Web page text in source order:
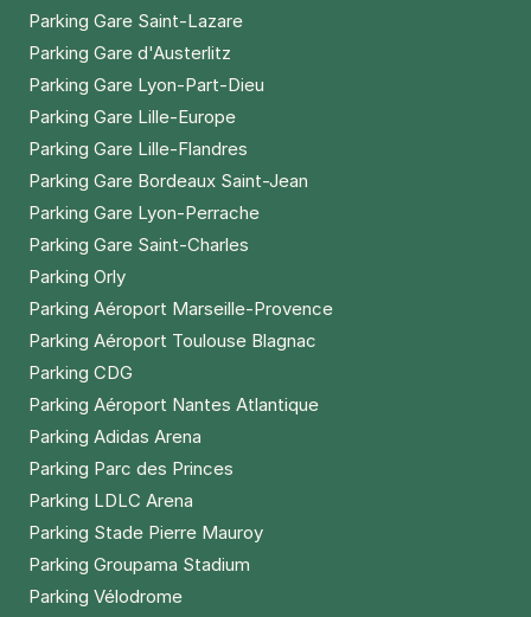
Parking Gare Saint-Lazare
Parking Gare d'Austerlitz
Parking Gare Lyon-Part-Dieu
Parking Gare Lille-Europe
Parking Gare Lille-Flandres
Parking Gare Bordeaux Saint-Jean
Parking Gare Lyon-Perrache
Parking Gare Saint-Charles
Parking Orly
Parking Aéroport Marseille-Provence
Parking Aéroport Toulouse Blagnac
Parking CDG
Parking Aéroport Nantes Atlantique
Parking Adidas Arena
Parking Parc des Princes
Parking LDLC Arena
Parking Stade Pierre Mauroy
Parking Groupama Stadium
Parking Vélodrome